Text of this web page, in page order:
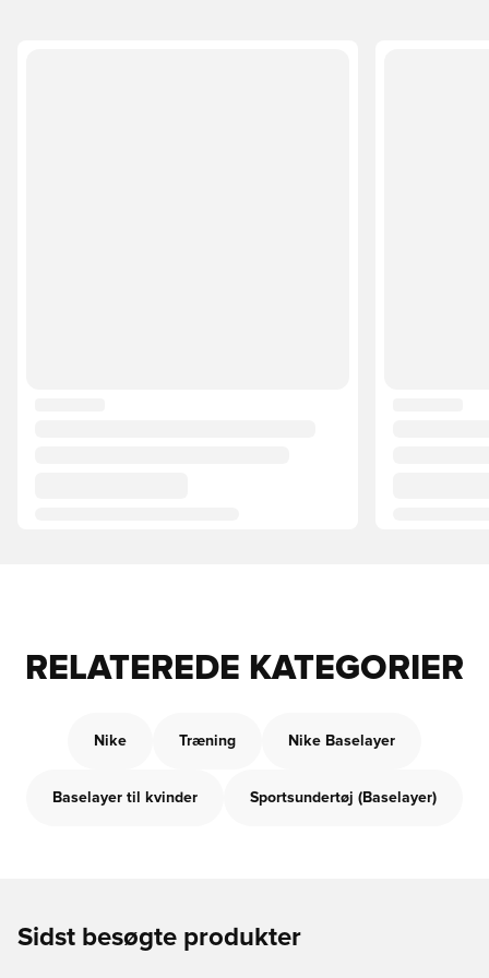
RELATEREDE KATEGORIER
Nike Træning Nike Baselayer
Baselayer til kvinder Sportsundertøj (Baselayer)
Sidst besøgte produkter